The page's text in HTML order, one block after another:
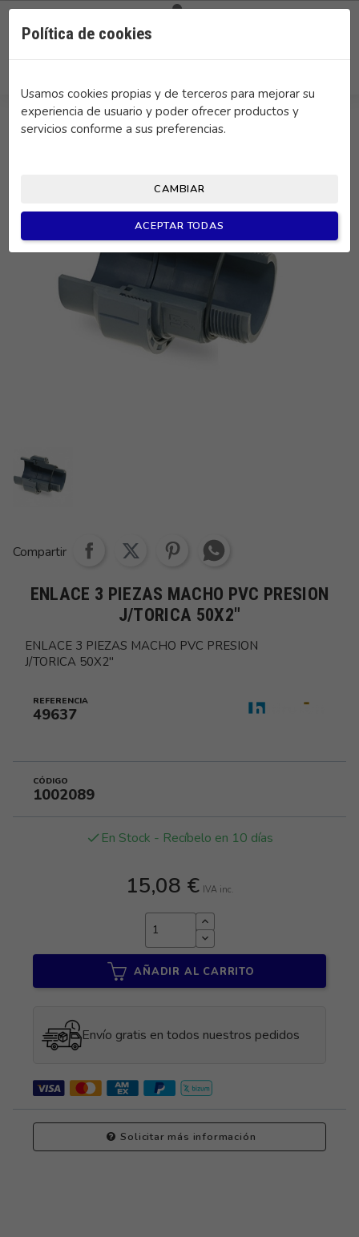
Política de cookies
Usamos cookies propias y de terceros para mejorar su
experiencia de usuario y poder ofrecer productos y
servicios conforme a sus preferencias.
CAMBIAR
ACEPTAR TODAS
Compartir
ENLACE 3 PIEZAS MACHO PVC PRESION
J/TORICA 50X2"
ENLACE 3 PIEZAS MACHO PVC PRESION
J/TORICA 50X2"
REFERENCIA
49637
CÓDIGO
1002089
done En Stock - Recíbelo en 10 días
15,08 € IVA inc.
AÑADIR AL CARRITO
Envío gratis en todos nuestros pedidos
Solicitar más información